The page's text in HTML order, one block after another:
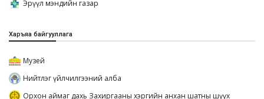
Эрүүл мэндийн газар
Харъяа байгууллага
Музей
Нийтлэг үйлчилгээний алба
Орхон аймаг дахь Захиргааны хэргийн анхан шатны шүүх